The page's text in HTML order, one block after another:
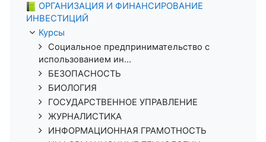
ОРГАНИЗАЦИЯ И ФИНАНСИРОВАНИЕ
ИНВЕСТИЦИЙ
Курсы
Социальное предпринимательство с
использованием ин...
БЕЗОПАСНОСТЬ
БИОЛОГИЯ
ГОСУДАРСТВЕННОЕ УПРАВЛЕНИЕ
ЖУРНАЛИСТИКА
ИНФОРМАЦИОННАЯ ГРАМОТНОСТЬ